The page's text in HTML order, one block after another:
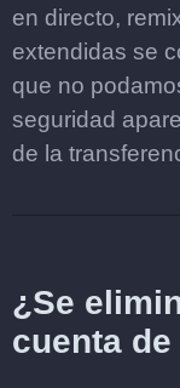
en directo,
extendidas se
que no
seguridad
de la
¿Se
cuenta